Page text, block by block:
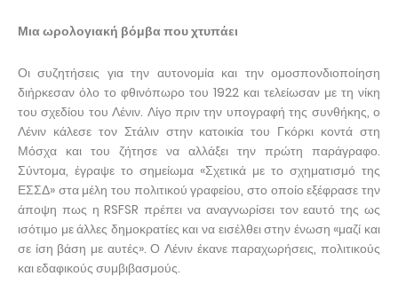
Μια ωρολογιακή βόμβα που χτυπάει
Οι συζητήσεις για την αυτονομία και την ομοσπονδιοποίηση
διήρκεσαν όλο το φθινόπωρο του 1922 και τελείωσαν με τη νίκη
του σχεδίου του Λένιν. Λίγο πριν την υπογραφή της συνθήκης, ο
Λένιν κάλεσε τον Στάλιν στην κατοικία του Γκόρκι κοντά στη
Μόσχα και του ζήτησε να αλλάξει την πρώτη παράγραφο.
Σύντομα, έγραψε το σημείωμα «Σχετικά με το σχηματισμό της
ΕΣΣΔ» στα μέλη του πολιτικού γραφείου, στο οποίο εξέφρασε την
άποψη πως η RSFSR πρέπει να αναγνωρίσει τον εαυτό της ως
ισότιμο με άλλες δημοκρατίες και να εισέλθει στην ένωση «μαζί και
σε ίση βάση με αυτές». Ο Λένιν έκανε παραχωρήσεις, πολιτικούς
και εδαφικούς συμβιβασμούς.